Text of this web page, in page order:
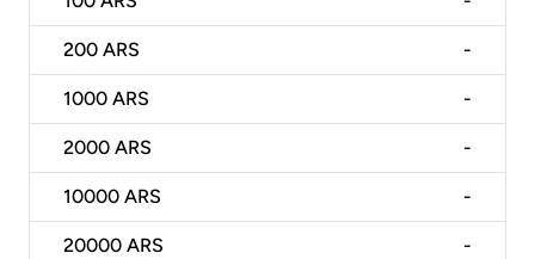
200 ARS -
1000 ARS -
2000 ARS -
10000 ARS -
20000 ARS -